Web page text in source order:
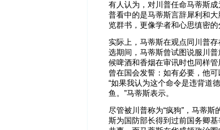
有人认为，对川普任命马蒂斯成
普看中的是马蒂斯言辞犀利和
览群书，更像学者和心思缜密的
实际上，马蒂斯在观点同川普
选期间，马蒂斯曾试图说服川
候啤酒和香烟在审讯时也同样
曾在国会发誓：如有必要，他可
“如果我认为这个命令是违背道
鱼。”马蒂斯表示。
尽管被川普称为“疯狗”，马蒂
斯为国防部长得到过前国务卿